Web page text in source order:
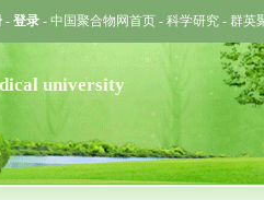
- 登录 - 中国聚合物网首页 - 科学研究 - 群英
university